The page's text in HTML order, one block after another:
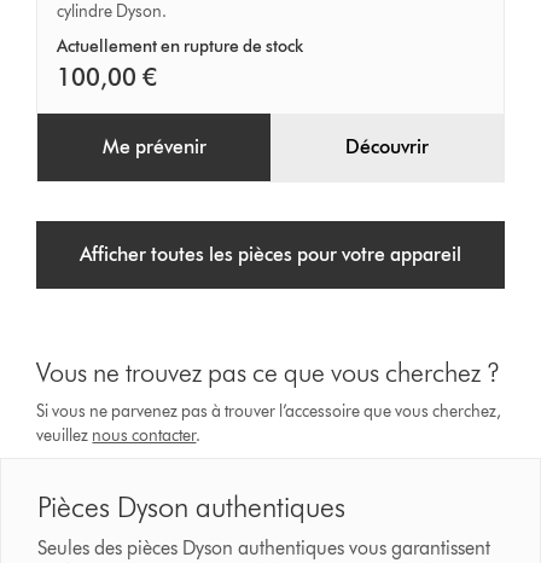
cylindre Dyson.
Actuellement en rupture de stock
100,00 €
Me prévenir Découvrir
Afficher toutes les pièces pour votre appareil
Vous ne trouvez pas ce que vous cherchez ?
Si vous ne parvenez pas à trouver l’accessoire que vous cherchez,
veuillez nous contacter.
Pièces Dyson authentiques
Seules des pièces Dyson authentiques vous garantissent